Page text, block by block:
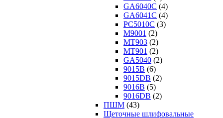
GA6040C (4)
GA6041C (4)
PC5010C (3)
M9001 (2)
MT903 (2)
MT901 (2)
GA5040 (2)
9015B (6)
9015DB (2)
9016B (5)
9016DB (2)
ПШМ (43)
Щеточные шлифовальные